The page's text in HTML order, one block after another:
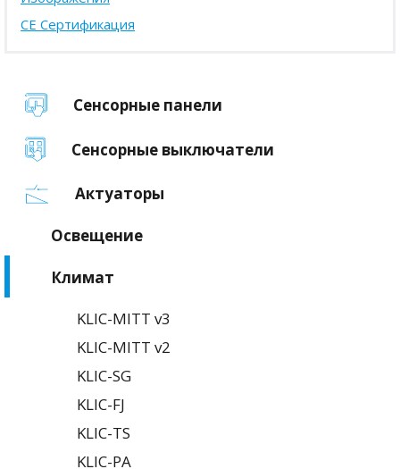
Сенсорные панели
Сенсорные выключатели
Актуаторы
Освещение
Климат
KLIC-MITT v3
KLIC-MITT v2
KLIC-SG
KLIC-FJ
KLIC-TS
KLIC-PA
CE Сертификация